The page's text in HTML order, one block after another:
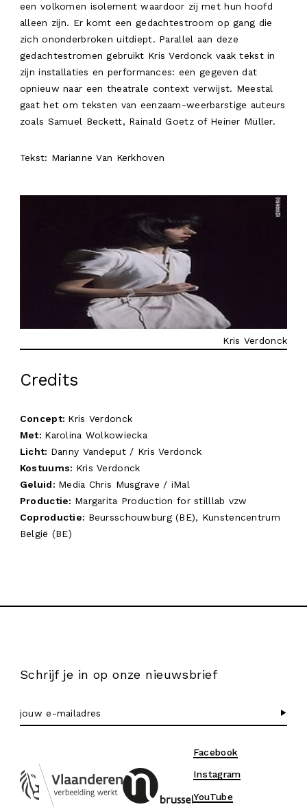
een volkomen isolement waardoor zij met hun hoofd
alleen zijn. Er komt een gedachtestroom op gang die
zich ononderbroken uitdiept. Parallel aan deze
gedachtestromen gebruikt Kris Verdonck vaak tekst in
zijn installaties en performances: een gegeven dat
opnieuw naar een theatrale context verwijst. Meestal
gaat het om teksten van eenzaam-weerbarstige auteurs
zoals Samuel Beckett, Rainald Goetz of Heiner Müller.
Tekst: Marianne Van Kerkhoven
Kris Verdonck
Credits
Concept: Kris Verdonck
Met: Karolina Wolkowiecka
Licht: Danny Vandeput / Kris Verdonck
Kostuums: Kris Verdonck
Geluid: Media Chris Musgrave / iMal
Productie: Margarita Production for stilllab vzw
Coproductie: Beursschouwburg (BE), Kunstencentrum
België (BE)
Schrijf je in op onze nieuwsbrief
Facebook
Instagram
YouTube